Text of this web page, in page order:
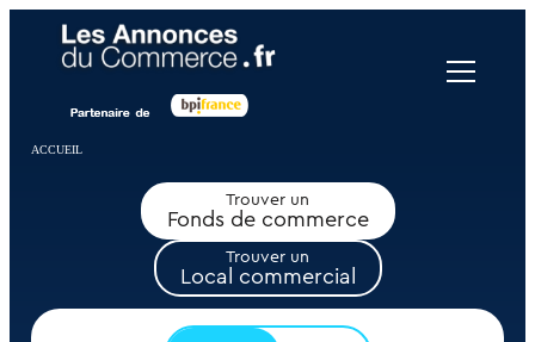
ACCUEIL
Trouver un
Fonds de commerce
Trouver un
Local commercial
Panneau de gestion des cookies